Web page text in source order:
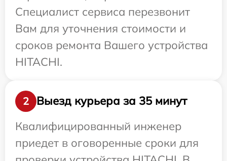
Специалист сервиса перезвонит
Вам для уточнения стоимости и
сроков ремонта Вашего устройства
HITACHI.
2
Выезд курьера за 35 минут
Квалифицированный инженер
приедет в оговоренные сроки для